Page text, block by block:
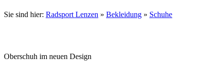
Sie sind hier: Radsport Lenzen » Bekleidung » Schuhe
Oberschuh im neuen Design